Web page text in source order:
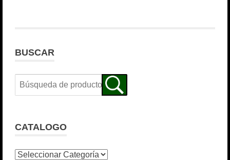
BUSCAR
CATALOGO